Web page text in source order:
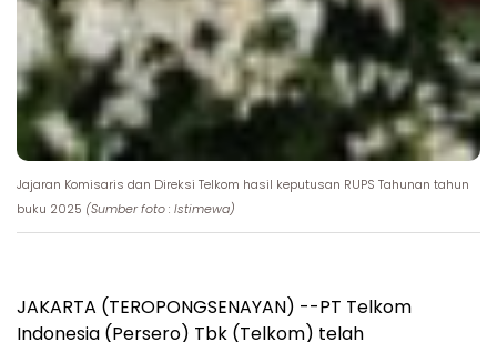
Jajaran Komisaris dan Direksi Telkom hasil keputusan RUPS Tahunan tahun
buku 2025 (Sumber foto : Istimewa)
JAKARTA (TEROPONGSENAYAN) --PT Telkom
Indonesia (Persero) Tbk (Telkom) telah